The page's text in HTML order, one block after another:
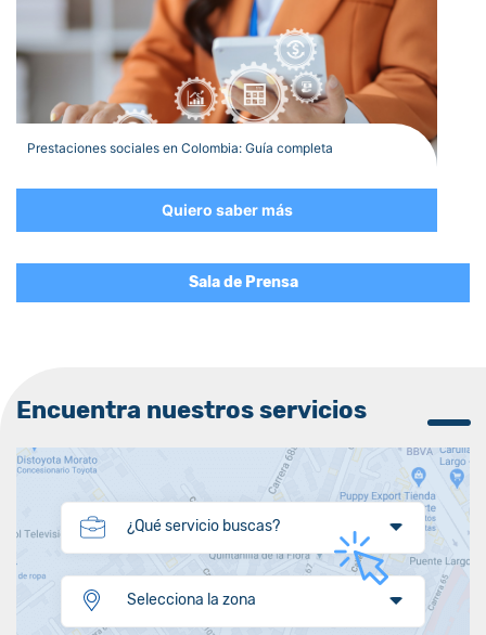
Prestaciones sociales en Colombia: Guía completa
Quiero saber más
Sala de Prensa
Encuentra nuestros servicios
¿Qué servicio buscas?
Selecciona la zona